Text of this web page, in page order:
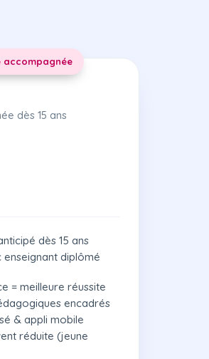
accompagnée
dès 15 ans
dès 15 ans
diplômé
= meilleure réussite
encadrés
& appli mobile
réduite (jeune